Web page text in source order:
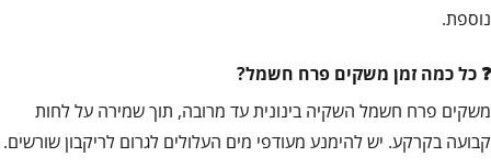
נוספת.
כל כמה זמן משקים פרח חשמל?
משקים פרח חשמל השקיה בינונית עד מרובה, תוך שמירה על לחות
קבועה בקרקע. יש להימנע מעודפי מים העלולים לגרום לריקבון שורשים.